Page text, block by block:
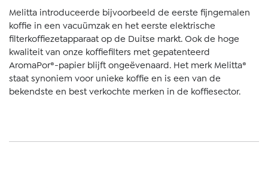
Melitta introduceerde bijvoorbeeld de eerste fijngemalen
koffie in een vacuümzak en het eerste elektrische
filterkoffiezetapparaat op de Duitse markt. Ook de hoge
kwaliteit van onze koffiefilters met gepatenteerd
AromaPor®-papier blijft ongeëvenaard. Het merk Melitta®
staat synoniem voor unieke koffie en is een van de
bekendste en best verkochte merken in de koffiesector.